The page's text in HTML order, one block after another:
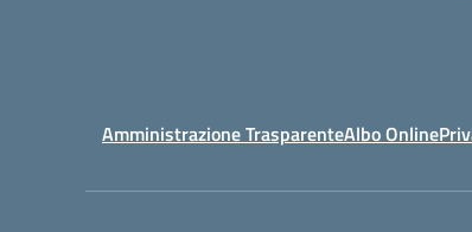
Amministrazione TrasparenteAlbo Online